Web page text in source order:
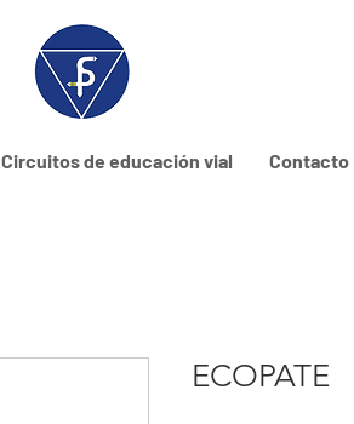
Circuitos de educación vial Contacto
ECOPATE